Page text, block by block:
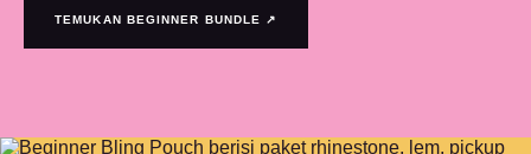
TEMUKAN BEGINNER BUNDLE ↗